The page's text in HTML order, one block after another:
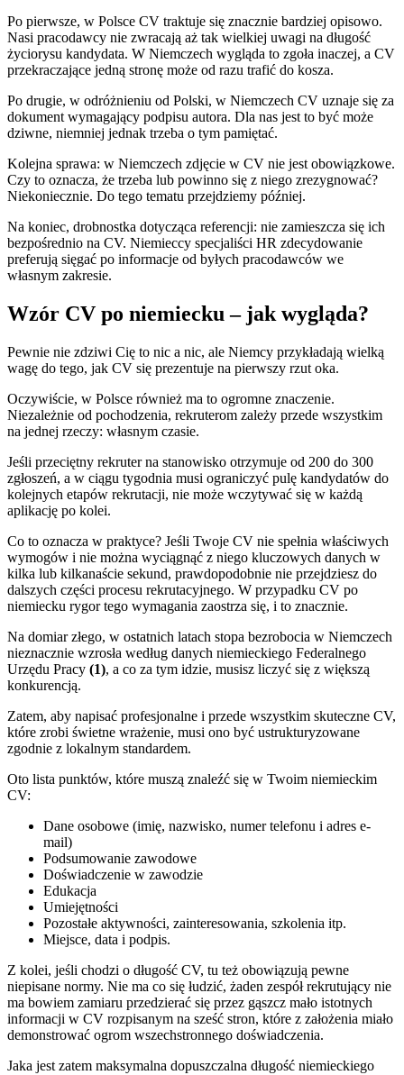
Po pierwsze, w Polsce CV traktuje się znacznie bardziej opisowo.
Nasi pracodawcy nie zwracają aż tak wielkiej uwagi na długość
życiorysu kandydata. W Niemczech wygląda to zgoła inaczej, a CV
przekraczające jedną stronę może od razu trafić do kosza.
Po drugie, w odróżnieniu od Polski, w Niemczech CV uznaje się za
dokument wymagający podpisu autora. Dla nas jest to być może
dziwne, niemniej jednak trzeba o tym pamiętać.
Kolejna sprawa: w Niemczech zdjęcie w CV nie jest obowiązkowe.
Czy to oznacza, że trzeba lub powinno się z niego zrezygnować?
Niekoniecznie. Do tego tematu przejdziemy później.
Na koniec, drobnostka dotycząca referencji: nie zamieszcza się ich
bezpośrednio na CV. Niemieccy specjaliści HR zdecydowanie
preferują sięgać po informacje od byłych pracodawców we
własnym zakresie.
Wzór CV po niemiecku – jak wygląda?
Pewnie nie zdziwi Cię to nic a nic, ale Niemcy przykładają wielką
wagę do tego, jak CV się prezentuje na pierwszy rzut oka.
Oczywiście, w Polsce również ma to ogromne znaczenie.
Niezależnie od pochodzenia, rekruterom zależy przede wszystkim
na jednej rzeczy: własnym czasie.
Jeśli przeciętny rekruter na stanowisko otrzymuje od 200 do 300
zgłoszeń, a w ciągu tygodnia musi ograniczyć pulę kandydatów do
kolejnych etapów rekrutacji, nie może wczytywać się w każdą
aplikację po kolei.
Co to oznacza w praktyce? Jeśli Twoje CV nie spełnia właściwych
wymogów i nie można wyciągnąć z niego kluczowych danych w
kilka lub kilkanaście sekund, prawdopodobnie nie przejdziesz do
dalszych części procesu rekrutacyjnego. W przypadku CV po
niemiecku rygor tego wymagania zaostrza się, i to znacznie.
Na domiar złego, w ostatnich latach stopa bezrobocia w Niemczech
nieznacznie wzrosła według danych niemieckiego Federalnego
Urzędu Pracy (1), a co za tym idzie, musisz liczyć się z większą
konkurencją.
Zatem, aby napisać profesjonalne i przede wszystkim skuteczne CV,
które zrobi świetne wrażenie, musi ono być ustrukturyzowane
zgodnie z lokalnym standardem.
Oto lista punktów, które muszą znaleźć się w Twoim niemieckim
CV:
Dane osobowe (imię, nazwisko, numer telefonu i adres e-
mail)
Podsumowanie zawodowe
Doświadczenie w zawodzie
Edukacja
Umiejętności
Pozostałe aktywności, zainteresowania, szkolenia itp.
Miejsce, data i podpis.
Z kolei, jeśli chodzi o długość CV, tu też obowiązują pewne
niepisane normy. Nie ma co się łudzić, żaden zespół rekrutujący nie
ma bowiem zamiaru przedzierać się przez gąszcz mało istotnych
informacji w CV rozpisanym na sześć stron, które z założenia miało
demonstrować ogrom wszechstronnego doświadczenia.
Jaka jest zatem maksymalna dopuszczalna długość niemieckiego